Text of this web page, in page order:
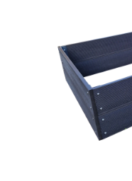
Dierenverblijven
Gaas&Beugels